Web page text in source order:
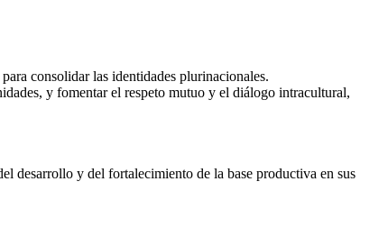
consolidar las identidades plurinacionales.
y fomentar el respeto mutuo y el diálogo intracultural,
desarrollo y del fortalecimiento de la base productiva en sus